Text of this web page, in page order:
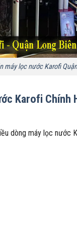
máy lọc nước Karofi
Karofi Chính
dòng máy lọc nước